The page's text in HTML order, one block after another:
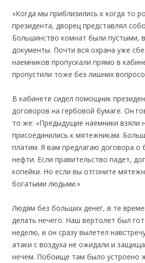
«Когда мы приблизились к когда то
президента, дворец представлял
Большинство комнат были пустыми,
документы. Почти вся охрана уже
наемников пропускали прямо в
пропустили тоже без лишних
В кабинете сидел помощник
договоров на гербовой бумаге. Он
то же: «Предыдущие наемники взяли
присоединились к мятежникам.
платим. Я вам предлагаю договора о
нефти. Если правительство падет,
копейки. Но если вы отгоните
богатыми людьми.»
Людям без больших денег, в те
делать нечего. Наш вертолет был
неделю, и он сразу вылетел
атаки с воздуха не ожидали и
нечем. Побоище там было устроено